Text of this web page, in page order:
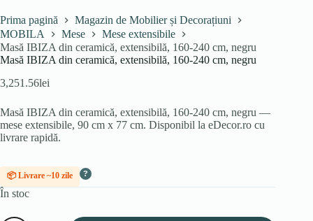
Prima pagină
Magazin de Mobilier și Decorațiuni
MOBILA
Mese
Mese extensibile
Masă IBIZA din ceramică, extensibilă, 160-240 cm, negru
Masă IBIZA din ceramică, extensibilă, 160-240 cm, negru
3,251.56lei
Masă IBIZA din ceramică, extensibilă, 160-240 cm, negru —
mese extensibile, 90 cm x 77 cm. Disponibil la eDecor.ro cu
livrare rapidă.
📦 Livrare ~10 zile ?
În stoc